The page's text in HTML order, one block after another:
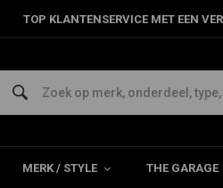
TOP KLANTENSERVICE MET EEN
MERK / STYLE THE GARAGE
Leidingen en & Kabels
Hanger kabel/leiding